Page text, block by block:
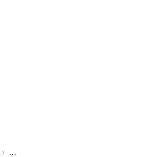
【HCJ2026特集】ダイナミックプラス レベ